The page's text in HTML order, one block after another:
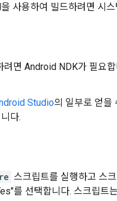
사용하여 빌드하려면 시
면 Android NDK가 필요합
Studio의 일부로 얻을
다.
스크립트를 실행하고 스
를 선택합니다. 스크립트